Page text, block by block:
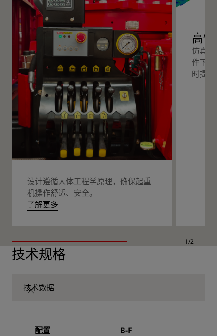
设计遵循人体工程学原理，确保起重
机操作舒适、安全。
了解更多
高
仿真
件下
时提
1/2
技术规格
技术数据
配置 B-F